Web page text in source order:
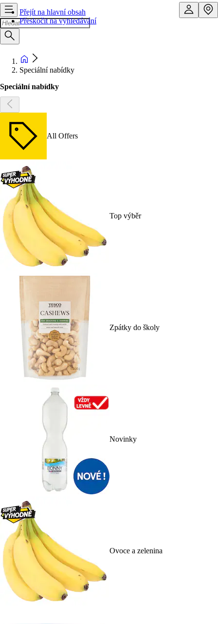
Přejít na hlavní obsah
Přeskočit na vyhledávání
Speciální nabídky
Speciální nabídky
All Offers
Top výběr
Zpátky do školy
Novinky
Ovoce a zelenina